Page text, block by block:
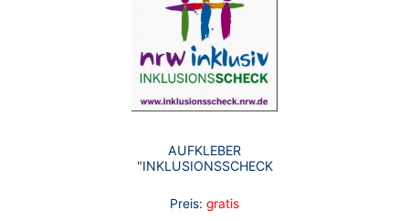
AUFKLEBER
"INKLUSIONSSCHECK
Preis: gratis